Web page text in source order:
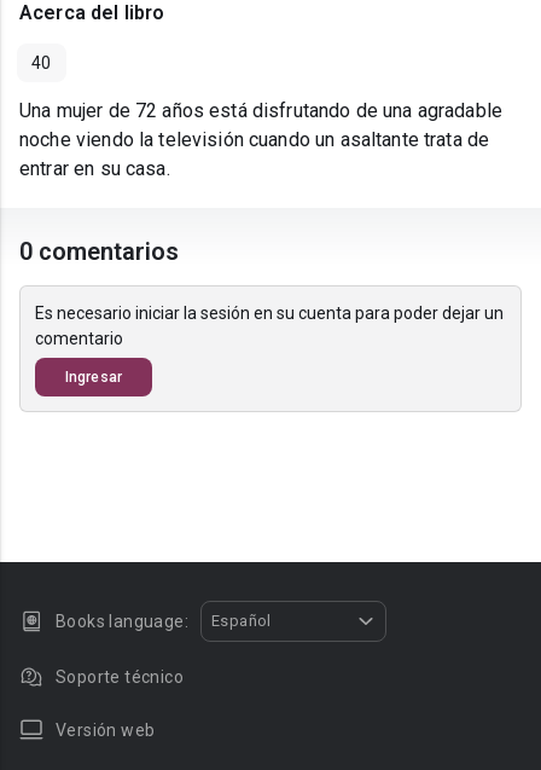
Acerca del libro
40
Una mujer de 72 años está disfrutando de una agradable
noche viendo la televisión cuando un asaltante trata de
entrar en su casa.
0 comentarios
Es necesario iniciar la sesión en su cuenta para poder dejar un
comentario
Ingresar
Books language: Español
Soporte técnico
Versión web